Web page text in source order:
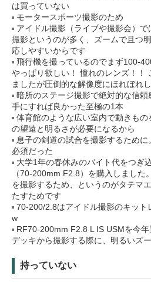
は買っていない
モータースポーツ撮影のため
アイドル撮影（ライブや撮影会）
撮影というのが多く、ズームで且つ
応しやすいからです
飛行機を撮っているのでまず100-
やっぱり欲しい！ 憧れのレンズ！！
ましたが圧倒的な解像度にほれぼれ
暗所のステージ撮影で絶対的な信頼
手にすれば良かった至極の1本
体育館のような広い室内で動きも
の望遠と明るさが必要になるから
息子の剣道の試合を撮影するため
必須だった
大学1年の春休みのバイト代をつぎ
（70-200mm F2.8）を購入しました
を撮影するため、というのがタテマ
たすためです
70-200/2.8はアイドル撮影のキット
w
RF70-200mm F2.8 L IS USMを今
デッキから撮影する際に、明るいズ
持っていない